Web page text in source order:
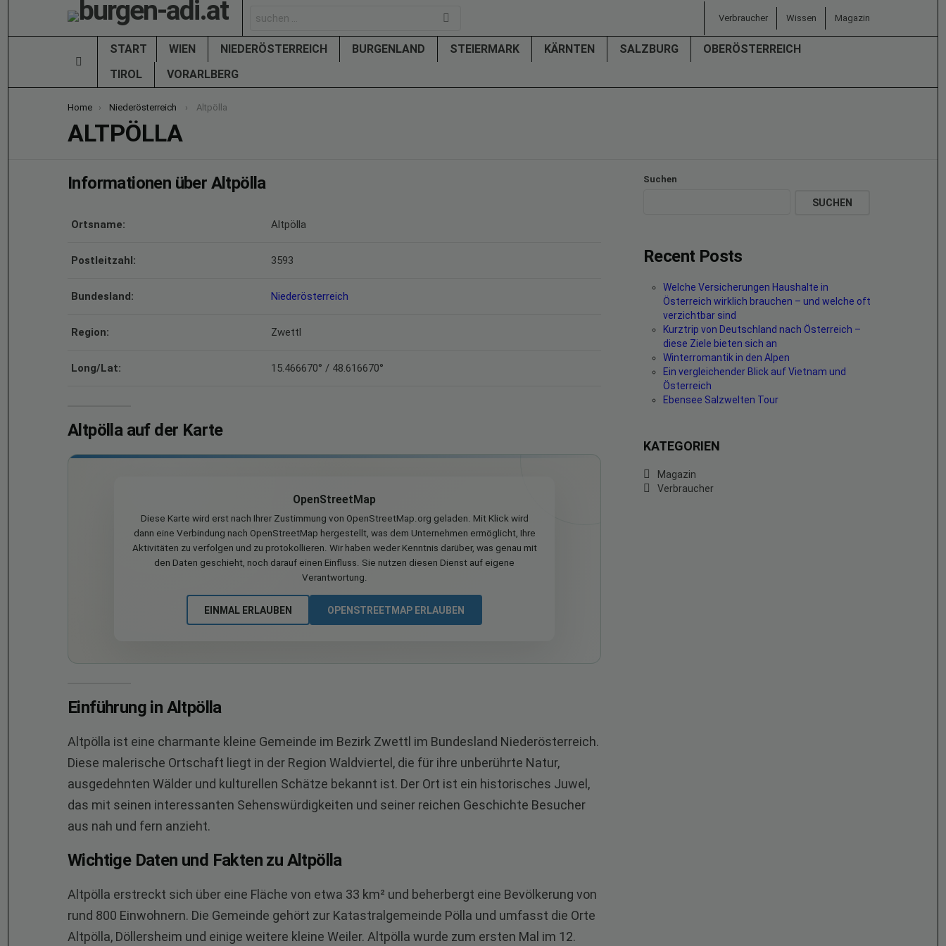
for:
Verbraucher Wissen Magazin
START WIEN NIEDERÖSTERREICH BURGENLAND STEIERMARK KÄRNTEN SALZBURG
OBERÖSTERREICH
TIROL
VORARLBERG
You are here:
Home Niederösterreich Altpölla
ALTPÖLLA
Informationen über Altpölla
Ortsname: Altpölla
Postleitzahl: 3593
Bundesland: Niederösterreich
Region: Zwettl
Long/Lat: 15.466670° / 48.616670°
Altpölla auf der Karte
OpenStreetMap
Diese Karte wird erst nach Ihrer Zustimmung von OpenStreetMap.org geladen. Mit Klick wird
dann eine Verbindung nach OpenStreetMap hergestellt, was dem Unternehmen ermöglicht, Ihre
Aktivitäten zu verfolgen und zu protokollieren. Wir haben weder Kenntnis darüber, was genau mit
den Daten geschieht, noch darauf einen Einfluss. Sie nutzen diesen Dienst auf eigene
Verantwortung.
EINMAL ERLAUBEN OPENSTREETMAP ERLAUBEN
Einführung in Altpölla
Altpölla ist eine charmante kleine Gemeinde im Bezirk Zwettl im Bundesland Niederösterreich.
Diese malerische Ortschaft liegt in der Region Waldviertel, die für ihre unberührte Natur,
ausgedehnten Wälder und kulturellen Schätze bekannt ist. Der Ort ist ein historisches Juwel,
das mit seinen interessanten Sehenswürdigkeiten und seiner reichen Geschichte Besucher
aus nah und fern anzieht.
Wichtige Daten und Fakten zu Altpölla
Altpölla erstreckt sich über eine Fläche von etwa 33 km² und beherbergt eine Bevölkerung von
rund 800 Einwohnern. Die Gemeinde gehört zur Katastralgemeinde Pölla und umfasst die Orte
Altpölla, Döllersheim und einige weitere kleine Weiler. Altpölla wurde zum ersten Mal im 12.
Suchen
SUCHEN
Recent Posts
Welche Versicherungen Haushalte in
Österreich wirklich brauchen – und welche oft
verzichtbar sind
Kurztrip von Deutschland nach Österreich –
diese Ziele bieten sich an
Winterromantik in den Alpen
Ein vergleichender Blick auf Vietnam und
Österreich
Ebensee Salzwelten Tour
KATEGORIEN
Magazin
Verbraucher